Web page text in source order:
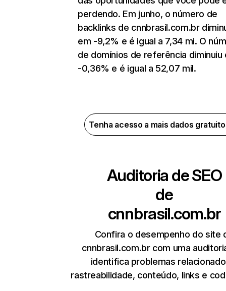
perdendo. Em junho, o número de
backlinks de cnnbrasil.com.br
em -9,2% e é igual a 7,34 mi. O
de domínios de referência diminuiu
-0,36% e é igual a 52,07 mil.
Tenha acesso a mais dados
Auditoria de SEO
de
cnnbrasil.com.br
Confira o desempenho do site
cnnbrasil.com.br com uma
identifica problemas
rastreabilidade, conteúdo, links e